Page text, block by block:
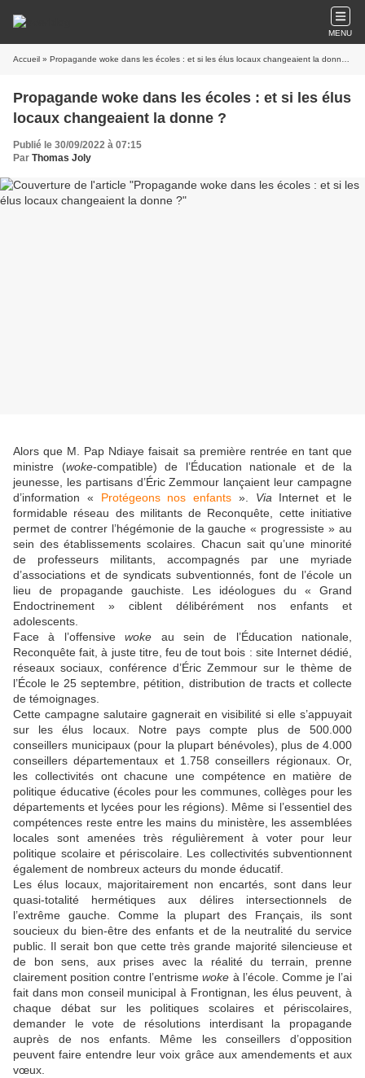
MENU
Accueil » Propagande woke dans les écoles : et si les élus locaux changeaient la donne ?
Propagande woke dans les écoles : et si les élus
locaux changeaient la donne ?
Publié le 30/09/2022 à 07:15
Par Thomas Joly
Alors que M. Pap Ndiaye faisait sa première rentrée en tant que
ministre (woke-compatible) de l’Éducation nationale et de la
jeunesse, les partisans d’Éric Zemmour lançaient leur campagne
d’information « Protégeons nos enfants ». Via Internet et le
formidable réseau des militants de Reconquête, cette initiative
permet de contrer l’hégémonie de la gauche « progressiste » au
sein des établissements scolaires. Chacun sait qu’une minorité
de professeurs militants, accompagnés par une myriade
d’associations et de syndicats subventionnés, font de l’école un
lieu de propagande gauchiste. Les idéologues du « Grand
Endoctrinement » ciblent délibérément nos enfants et
adolescents.
Face à l’offensivewoke au sein de l’Éducation nationale,
Reconquête fait, à juste titre, feu de tout bois : site Internet dédié,
réseaux sociaux, conférence d’Éric Zemmour sur le thème de
l’École le 25 septembre, pétition, distribution de tracts et collecte
de témoignages.
Cette campagne salutaire gagnerait en visibilité si elle s’appuyait
sur les élus locaux. Notre pays compte plus de 500.000
conseillers municipaux (pour la plupart bénévoles), plus de 4.000
conseillers départementaux et 1.758 conseillers régionaux. Or,
les collectivités ont chacune une compétence en matière de
politique éducative (écoles pour les communes, collèges pour les
départements et lycées pour les régions). Même si l’essentiel des
compétences reste entre les mains du ministère, les assemblées
locales sont amenées très régulièrement à voter pour leur
politique scolaire et périscolaire. Les collectivités subventionnent
également de nombreux acteurs du monde éducatif.
Les élus locaux, majoritairement non encartés, sont dans leur
quasi-totalité hermétiques aux délires intersectionnels de
l’extrême gauche. Comme la plupart des Français, ils sont
soucieux du bien-être des enfants et de la neutralité du service
public. Il serait bon que cette très grande majorité silencieuse et
de bon sens, aux prises avec la réalité du terrain, prenne
clairement position contre l’entrismewoke à l’école. Comme je l’ai
fait dans mon conseil municipal à Frontignan, les élus peuvent, à
chaque débat sur les politiques scolaires et périscolaires,
demander le vote de résolutions interdisant la propagande
auprès de nos enfants. Même les conseillers d’opposition
peuvent faire entendre leur voix grâce aux amendements et aux
vœux.